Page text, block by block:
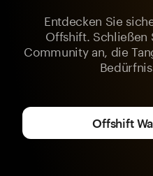
Entdecken Sie
Offshift. Schließen
Community an, die
Offshift